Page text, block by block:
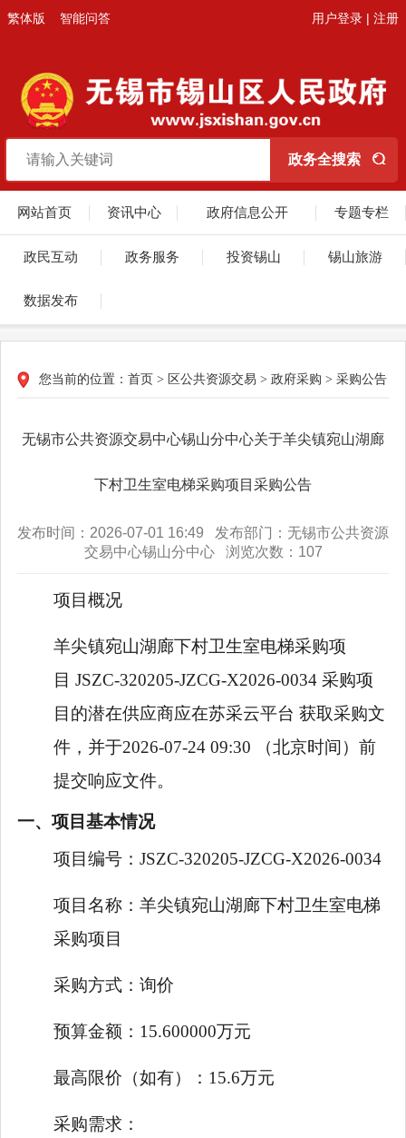
繁体版 智能问答 用户登录 | 注册
网站首页 资讯中心 政府信息公开 专题专栏
政民互动 政务服务 投资锡山 锡山旅游
数据发布
您当前的位置： 首页 > 区公共资源交易 > 政府采购 > 采购公告
无锡市公共资源交易中心锡山分中心关于羊尖镇宛山湖廊
下村卫生室电梯采购项目采购公告
发布时间：2026-07-01 16:49 发布部门：无锡市公共资源
交易中心锡山分中心 浏览次数： 107
项目概况
羊尖镇宛山湖廊下村卫生室电梯采购项
目 JSZC-320205-JZCG-X2026-0034 采购项
目的潜在供应商应在苏采云平台 获取采购文
件，并于2026-07-24 09:30 （北京时间）前
提交响应文件。
一、项目基本情况
项目编号： JSZC-320205-JZCG-X2026-0034
项目名称： 羊尖镇宛山湖廊下村卫生室电梯
采购项目
采购方式： 询价
预算金额： 15.600000万元
最高限价（如有）： 15.6万元
采购需求：